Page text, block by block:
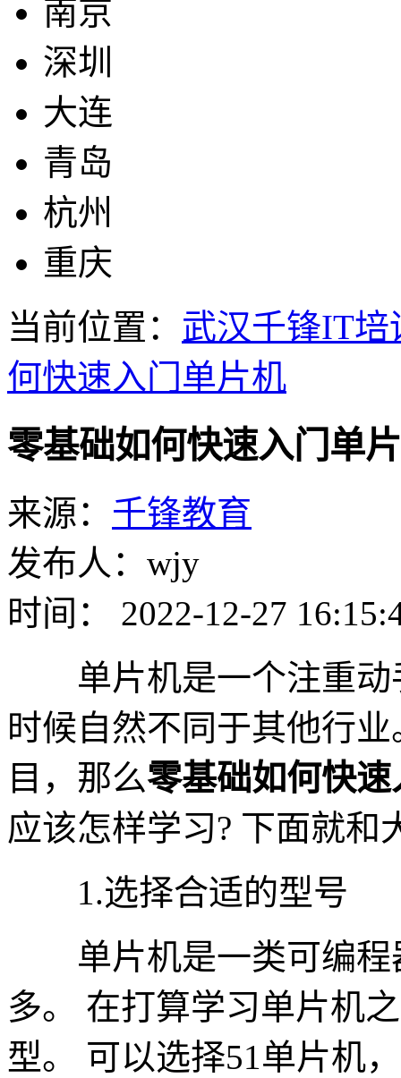
南京
深圳
大连
青岛
杭州
重庆
当前位置： 武汉千锋IT培
何快速入门单片机
零基础如何快速入门单
来源： 千锋教育
发布人：wjy
时间： 2022-12-27
单片机是一个注重动
时候自然不同于其他行
目，那么零基础如何快
应该怎样学习? 下面就和
1.选择合适的型号
单片机是一类可编程
多。 在打算学习单片机
型。 可以选择51单片机